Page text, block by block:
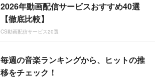
2026年動画配信サービスおすすめ40選
【徹底比較】
CS動画配信サービス20選
毎週の音楽ランキングから、ヒットの推
移をチェック！